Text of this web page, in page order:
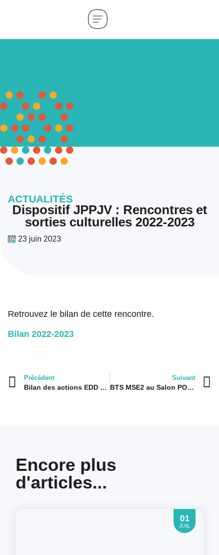
ACTUALITÉS
Dispositif JPPJV : Rencontres et
sorties culturelles 2022-2023
23 juin 2023
Retrouvez le bilan de cette rencontre.
Bilan 2022-2023
Précédent
Bilan des actions EDD 2022 – 2023
Suivant
BTS MSE2 au Salon POLLUTEC 2023 à Lyon
Encore plus
d'articles...
01
JUIL